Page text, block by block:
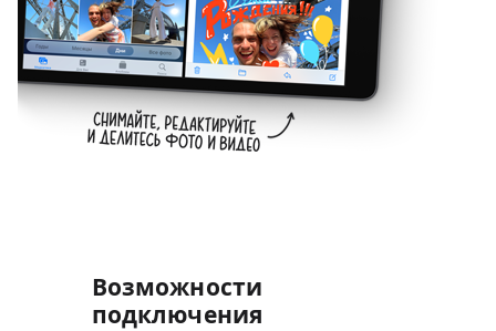
Возможности
подключения